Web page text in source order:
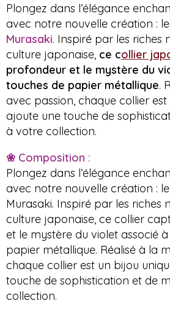
Plongez dans l’élégance
avec notre nouvelle création : le
Murasaki. Inspiré par les riches
culture japonaise, ce collier
profondeur et le mystère du
touches de papier métallique.
avec passion, chaque collier
ajoute une touche de
à votre collection.
❀ Composition :
Plongez dans l’élégance
avec notre nouvelle création :
Murasaki. Inspiré par les riches
culture japonaise, ce collier
et le mystère du violet associé
papier métallique. Réalisé à la
chaque collier est un bijou
touche de sophistication et de
collection.